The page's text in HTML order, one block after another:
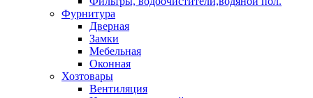
Фурнитура
Дверная
Замки
Мебельная
Оконная
Хозтовары
Вентиляция